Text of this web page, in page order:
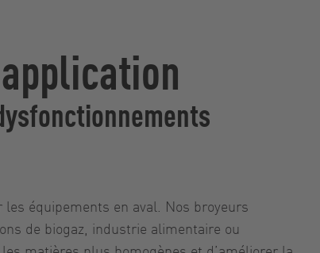
équipements en aval. Nos broyeurs
de biogaz, industrie alimentaire ou